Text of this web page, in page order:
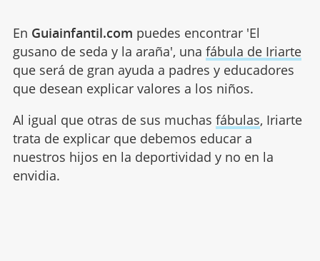
En Guiainfantil.com puedes encontrar 'El
gusano de seda y la araña', una fábula de Iriarte
que será de gran ayuda a padres y educadores
que desean explicar valores a los niños.
Al igual que otras de sus muchas fábulas, Iriarte
trata de explicar que debemos educar a
nuestros hijos en la deportividad y no en la
envidia.